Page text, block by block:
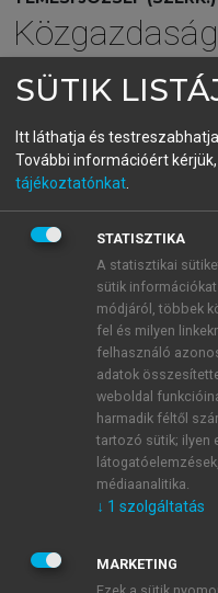
2005-2024
menu_book OLVASÁS
Robinson és
kutatási programja
demokrácia és a
viszony
vizsgálódásaihoz.
évtizedekig
gazdasági fejlődés a
demokratizációt is
ezt a tézist már a
modell segítségével
SÜTIK
Itt láthatja és
További információért
tájékoztatónkat
STATISZTIKA
A statisztikai
sütik
módjáról, többek
fel és milyen
felhasználó
adatok
weboldal
harmadik féltől
tartozó sütik; ilyen
médiaanalitika.
↓ 1 szolgáltatás
MARKETING
Ezek a sütik